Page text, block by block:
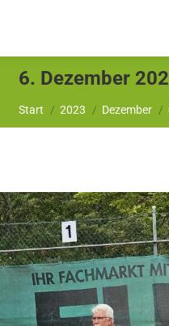
6. Dezember
Sie befinden sich hier:
Start 2023 Dezember